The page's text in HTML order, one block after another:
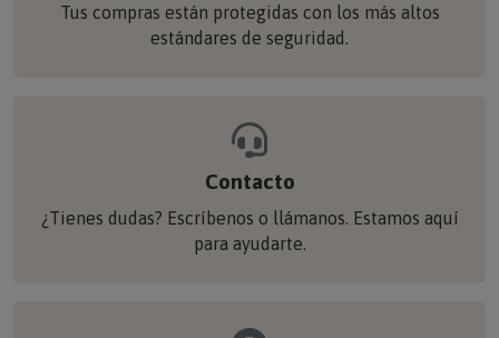
Tus compras están protegidas con los más altos
estándares de seguridad.
Contacto
¿Tienes dudas? Escríbenos o llámanos. Estamos aquí
para ayudarte.